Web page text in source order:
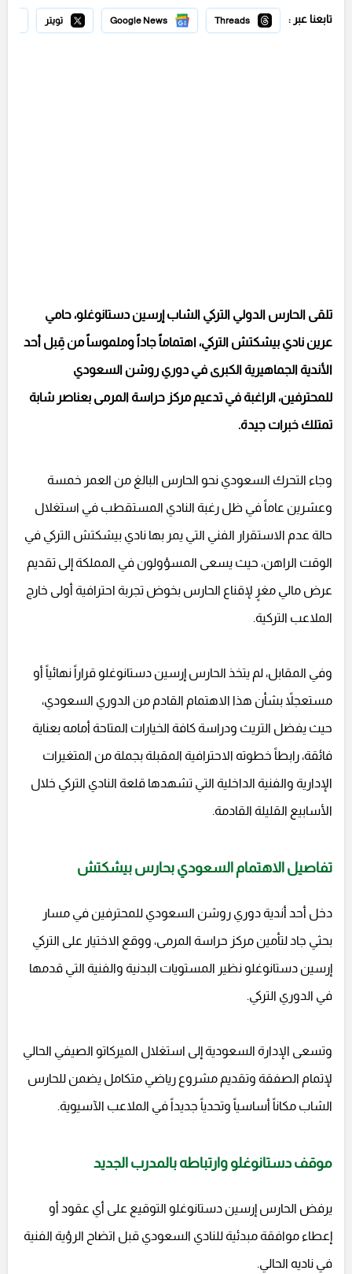
تابعنا عبر : Threads
Google News تويتر
تلقى الحارس الدولي التركي الشاب إرسين دستانوغلو، حامي
عرين نادي بيشكتش التركي، اهتماماً جاداً وملموساً من قِبل أحد
الأندية الجماهيرية الكبرى في دوري روشن السعودي
للمحترفين، الراغبة في تدعيم مركز حراسة المرمى بعناصر شابة
تمتلك خبرات جيدة.
وجاء التحرك السعودي نحو الحارس البالغ من العمر خمسة
وعشرين عاماً في ظل رغبة النادي المستقطب في استغلال
حالة عدم الاستقرار الفني التي يمر بها نادي بيشكتش التركي في
الوقت الراهن، حيث يسعى المسؤولون في المملكة إلى تقديم
عرض مالي مغرٍ لإقناع الحارس بخوض تجربة احترافية أولى خارج
الملاعب التركية.
وفي المقابل، لم يتخذ الحارس إرسين دستانوغلو قراراً نهائياً أو
مستعجلاً بشأن هذا الاهتمام القادم من الدوري السعودي،
حيث يفضل التريث ودراسة كافة الخيارات المتاحة أمامه بعناية
فائقة، رابطاً خطوته الاحترافية المقبلة بجملة من المتغيرات
الإدارية والفنية الداخلية التي تشهدها قلعة النادي التركي خلال
الأسابيع القليلة القادمة.
تفاصيل الاهتمام السعودي بحارس بيشكتش
دخل أحد أندية دوري روشن السعودي للمحترفين في مسار
بحثي جاد لتأمين مركز حراسة المرمى، ووقع الاختيار على التركي
إرسين دستانوغلو نظير المستويات البدنية والفنية التي قدمها
في الدوري التركي.
وتسعى الإدارة السعودية إلى استغلال الميركاتو الصيفي الحالي
لإتمام الصفقة وتقديم مشروع رياضي متكامل يضمن للحارس
الشاب مكاناً أساسياً وتحدياً جديداً في الملاعب الآسيوية.
موقف دستانوغلو وارتباطه بالمدرب الجديد
يرفض الحارس إرسين دستانوغلو التوقيع على أي عقود أو
إعطاء موافقة مبدئية للنادي السعودي قبل اتضاح الرؤية الفنية
في ناديه الحالي.